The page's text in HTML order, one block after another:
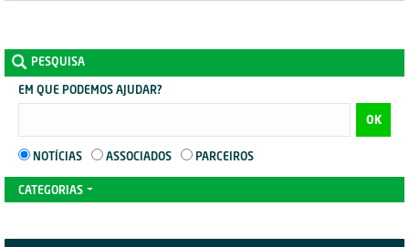
PESQUISA
EM QUE PODEMOS AJUDAR?
OK
NOTÍCIAS ASSOCIADOS PARCEIROS
CATEGORIAS